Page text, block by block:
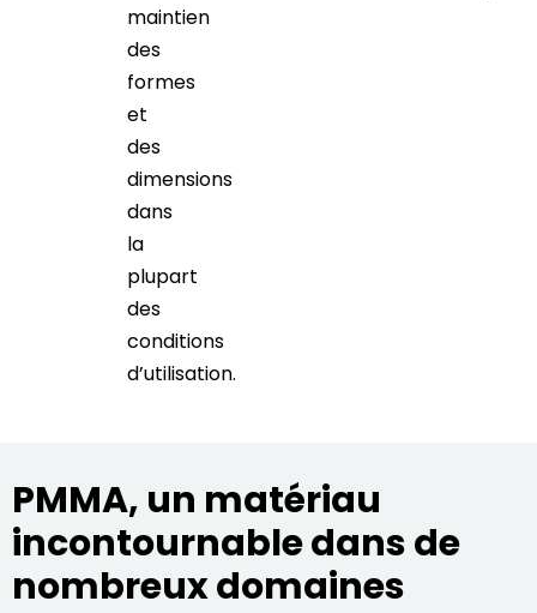
maintien
des
formes
et
des
dimensions
dans
la
plupart
des
conditions
d’utilisation.
PMMA, un matériau
incontournable dans de
nombreux domaines